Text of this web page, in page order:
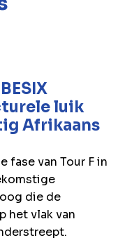
luik
Afrikaans
fase van Tour F in
die de
het vlak van